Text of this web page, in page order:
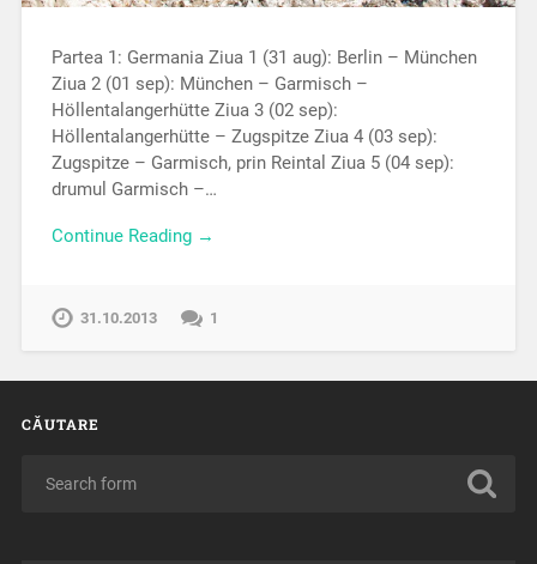
Partea 1: Germania Ziua 1 (31 aug): Berlin – München
Ziua 2 (01 sep): München – Garmisch –
Höllentalangerhütte Ziua 3 (02 sep):
Höllentalangerhütte – Zugspitze Ziua 4 (03 sep):
Zugspitze – Garmisch, prin Reintal Ziua 5 (04 sep):
drumul Garmisch –…
Continue Reading →
31.10.2013 1
CĂUTARE